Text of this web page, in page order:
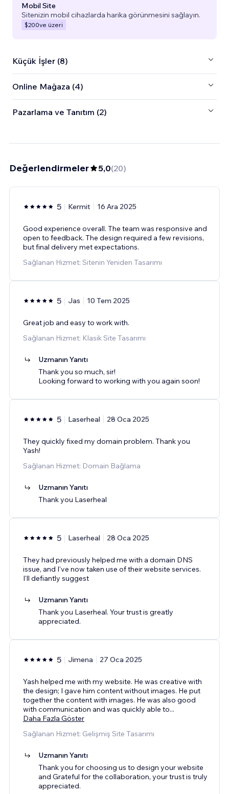
Mobil Site
Sitenizin mobil cihazlarda harika görünmesini sağlayın.
$200ve üzeri
Küçük İşler (8)
Online Mağaza (4)
Pazarlama ve Tanıtım (2)
Değerlendirmeler 5,0(20)
5 Kermit 16 Ara 2025
Good experience overall. The team was responsive and
open to feedback. The design required a few revisions,
but final delivery met expectations.
Sağlanan Hizmet: Sitenin Yeniden Tasarımı
5 Jas 10 Tem 2025
Great job and easy to work with.
Sağlanan Hizmet: Klasik Site Tasarımı
Uzmanın Yanıtı
Thank you so much, sir!
Looking forward to working with you again soon!
5 Laserheal 28 Oca 2025
They quickly fixed my domain problem. Thank you
Yash!
Sağlanan Hizmet: Domain Bağlama
Uzmanın Yanıtı
Thank you Laserheal
5 Laserheal 28 Oca 2025
They had previously helped me with a domain DNS
issue, and I've now taken use of their website services.
I'll defiantly suggest
Uzmanın Yanıtı
Thank you Laserheal. Your trust is greatly
appreciated.
5 Jimena 27 Oca 2025
Yash helped me with my website. He was creative with
the design; I gave him content without images. He put
together the content with images. He was also good
with communication and was quickly able to...
Daha Fazla Göster
Sağlanan Hizmet: Gelişmiş Site Tasarımı
Uzmanın Yanıtı
Thank you for choosing us to design your website
and Grateful for the collaboration, your trust is truly
appreciated.